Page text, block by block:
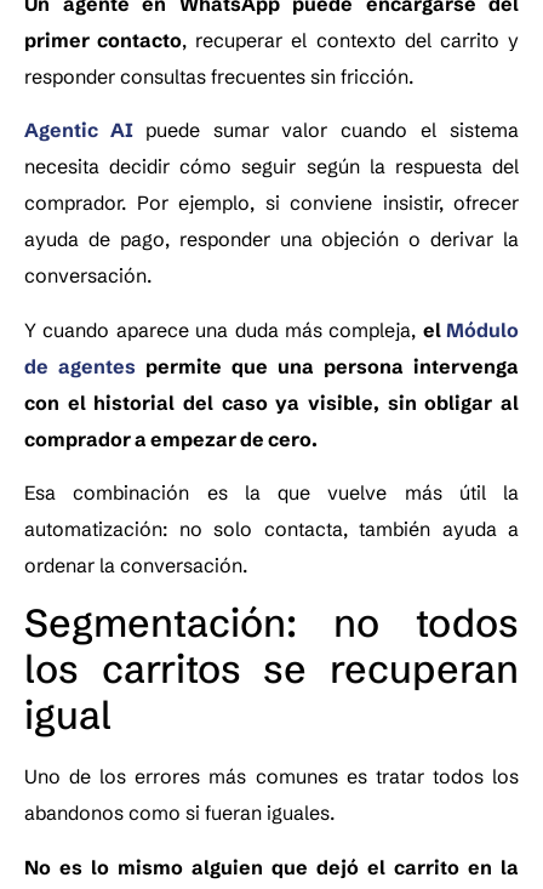
primer contacto, recuperar el contexto del carrito y
responder consultas frecuentes sin fricción.
Agentic AI puede sumar valor cuando el sistema
necesita decidir cómo seguir según la respuesta del
comprador. Por ejemplo, si conviene insistir, ofrecer
ayuda de pago, responder una objeción o derivar la
conversación.
Y cuando aparece una duda más compleja, el Módulo
de agentes permite que una persona intervenga
con el historial del caso ya visible, sin obligar al
comprador a empezar de cero.
Esa combinación es la que vuelve más útil la
automatización: no solo contacta, también ayuda a
ordenar la conversación.
Segmentación: no todos
los carritos se recuperan
igual
Uno de los errores más comunes es tratar todos los
abandonos como si fueran iguales.
No es lo mismo alguien que dejó el carrito en la